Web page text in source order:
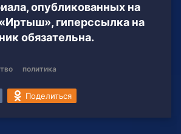
опубликованных на
гиперссылка на
обязательна.
политика
Поделиться